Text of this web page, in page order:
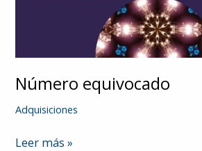
Número equivocado
Adquisiciones
Número
Leer más »